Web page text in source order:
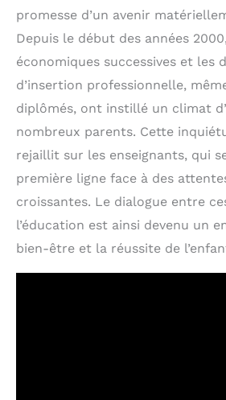
promesse d’un avenir
Depuis le début des années
économiques successives et les
d’insertion professionnelle,
diplômés, ont instillé un climat
nombreux parents. Cette
rejaillit sur les enseignants, qui
première ligne face à des
croissantes. Le dialogue entre
l’éducation est ainsi devenu un
bien-être et la réussite de